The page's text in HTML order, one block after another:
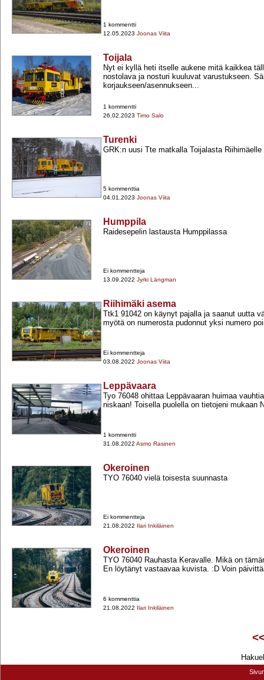
1 kommentti
12.05.2023 Joonas Viita
Toijala
Nyt ei kyllä heti itselle aukene mitä kaikkea
nostolava ja nosturi kuuluvat varustukseen.
korjaukseen/asennukseen...
1 kommentti
26.02.2023 Timo Salo
Turenki
GRK:n uusi Tte matkalla Toijalasta Riihimäelle
5 kommenttia
04.01.2023 Joonas Viita
Humppila
Raidesepelin lastausta Humppilassa
Ei kommentteja
13.09.2022 Jyrki Längman
Riihimäki asema
Ttk1 91042 on käynyt pajalla ja saanut uutta
myötä on numerosta pudonnut yksi numero
Ei kommentteja
03.08.2022 Joonas Viita
Leppävaara
Tyo 76048 ohittaa Leppävaaran huimaa
niskaan! Toisella puolella on tietojeni mukaan
1 kommentti
31.08.2022 Asmo Rasinen
Okeroinen
TYO 76040 vielä toisesta suunnasta
Ei kommentteja
21.08.2022 Ilari Inkiläinen
Okeroinen
TYO 76040 Rauhasta Keravalle. Mikä on
En löytänyt vastaavaa kuvista. :D Voin
6 kommenttia
21.08.2022 Ilari Inkiläinen